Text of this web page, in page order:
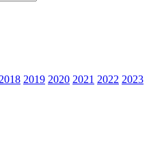
2018 2019 2020 2021 2022 2023